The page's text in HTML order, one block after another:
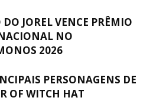
JOREL VENCE PRÊMIO
NO
2026
PERSONAGENS DE
OF WITCH HAT